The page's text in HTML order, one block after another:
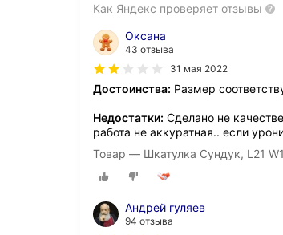
Как Яндекс проверяет отзывы
Оксана
43 отзыва
31 мая 2022
Достоинства: Размер
Недостатки: Сделано не
работа не аккуратная.. если
Товар — Шкатулка Сундук, L21
Андрей гуляев
94 отзыва